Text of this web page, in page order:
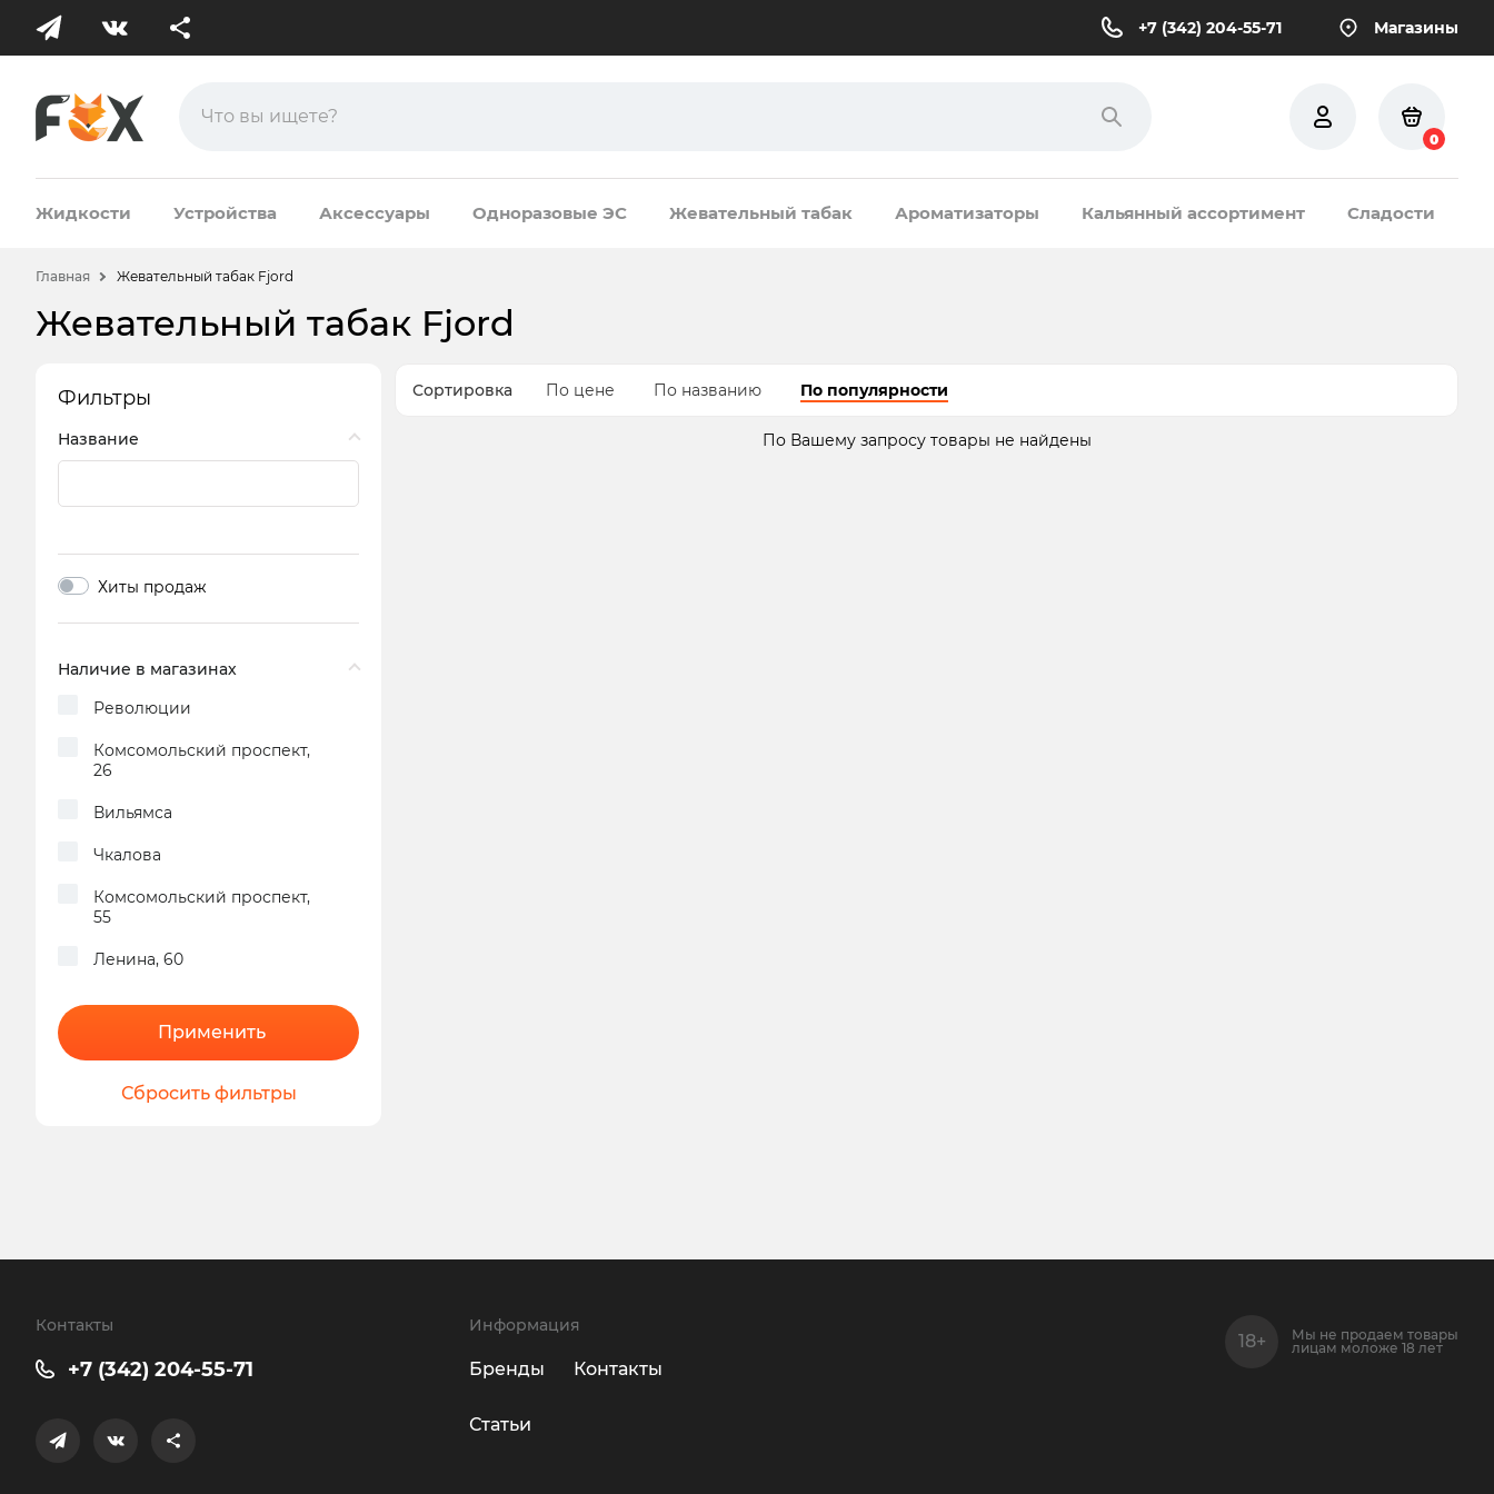
+7 (342) 204-55-71 Магазины
0
Жидкости Устройства Аксессуары Одноразовые ЭС Жевательный табак Ароматизаторы Кальянный ассортимент Сладости
Главная Жевательный табак Fjord
Жевательный табак Fjord
Фильтры
Название
Хиты продаж
Наличие в магазинах
Революции
Комсомольский проспект,
26
Вильямса
Чкалова
Комсомольский проспект,
55
Ленина, 60
Применить
Сбросить фильтры
Сортировка По цене По названию По популярности
По Вашему запросу товары не найдены
Контакты
+7 (342) 204-55-71
Информация
Бренды
Статьи
Контакты
Мы не продаем товары
лицам моложе 18 лет